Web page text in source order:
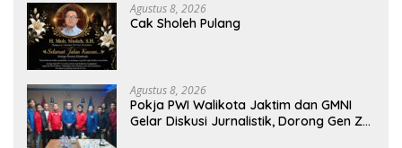
Agustus 8, 2026
Cak Sholeh Pulang
Agustus 8, 2026
Pokja PWI Walikota Jaktim dan GMNI
Gelar Diskusi Jurnalistik, Dorong Gen Z